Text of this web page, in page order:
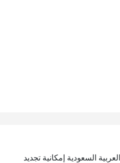
السعودية إمكانية تجديد